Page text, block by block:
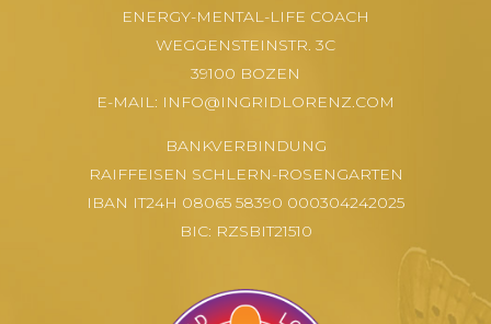
ENERGY-MENTAL-LIFE COACH
WEGGENSTEINSTR. 3C
39100 BOZEN
E-MAIL: INFO@INGRIDLORENZ.COM
BANKVERBINDUNG
RAIFFEISEN SCHLERN-ROSENGARTEN
IBAN IT24H 08065 58390 000304242025
BIC: RZSBIT21510